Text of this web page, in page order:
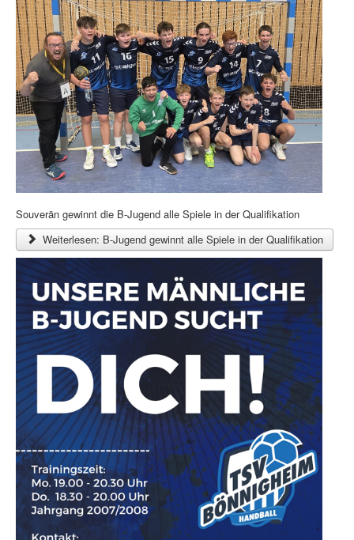
Souverän gewinnt die B-Jugend alle Spiele in der Qualifikation
Weiterlesen: B-Jugend gewinnt alle Spiele in der Qualifikation